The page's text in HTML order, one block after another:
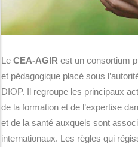
Le CEA-AGIRest un consortium
et pédagogique placé sous
DIOP. Il regroupe les principaux
de la formation et de l’expertise
et de la santé auxquels sont
internationaux. Les règles qui